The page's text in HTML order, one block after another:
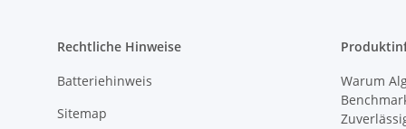
Rechtliche Hinweise
Batteriehinweis
Sitemap
Warum